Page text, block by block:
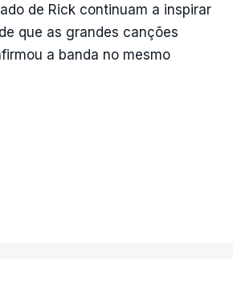
de Rick continuam a inspirar
que as grandes canções
a banda no mesmo